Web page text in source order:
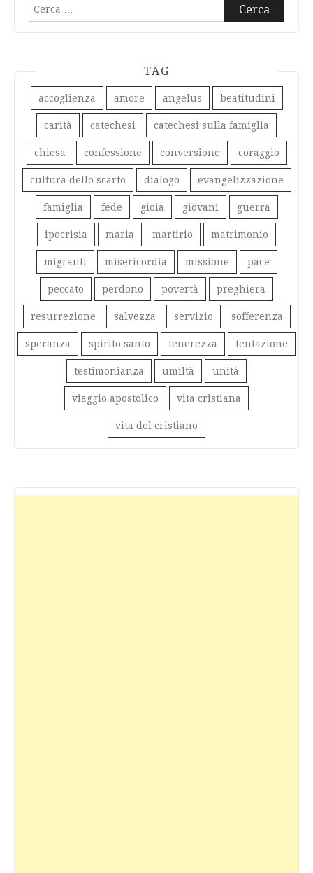
Ricerca
per:
TAG
accoglienza amore angelus beatitudini
carità catechesi catechesi sulla famiglia
chiesa confessione conversione coraggio
cultura dello scarto dialogo evangelizzazione
famiglia fede gioia giovani guerra
ipocrisia maria martirio matrimonio
migranti misericordia missione pace
peccato perdono povertà preghiera
resurrezione salvezza servizio sofferenza
speranza spirito santo tenerezza tentazione
testimonianza umiltà unità
viaggio apostolico vita cristiana
vita del cristiano